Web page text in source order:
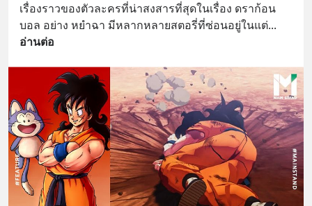
เรื่องราวของตัวละครที่น่าสงสารที่สุดในเรื่อง ดราก้อน
บอล อย่าง หยำฉา มีหลากหลายสตอรี่ที่ซ่อนอยู่ในแต่
อ่านต่อ